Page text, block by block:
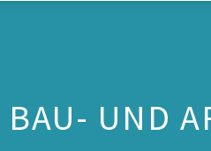
BAU- UND